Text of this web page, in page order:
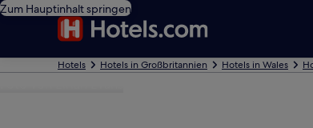
Zum Hauptinhalt springen
Hotels Hotels in Großbritannien Hotels in Wales